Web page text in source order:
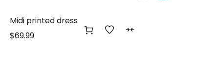
Midi printed dress
$69.99